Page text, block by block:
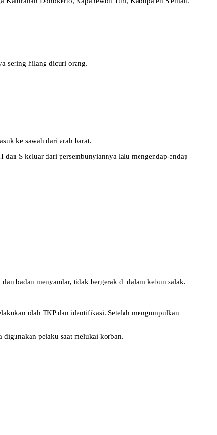
sering hilang dicuri orang.
ke sawah dari arah barat.
S keluar dari persembunyiannya lalu mengendap-endap
badan menyandar, tidak bergerak di dalam kebun salak.
olah TKP dan identifikasi. Setelah mengumpulkan
digunakan pelaku saat melukai korban.